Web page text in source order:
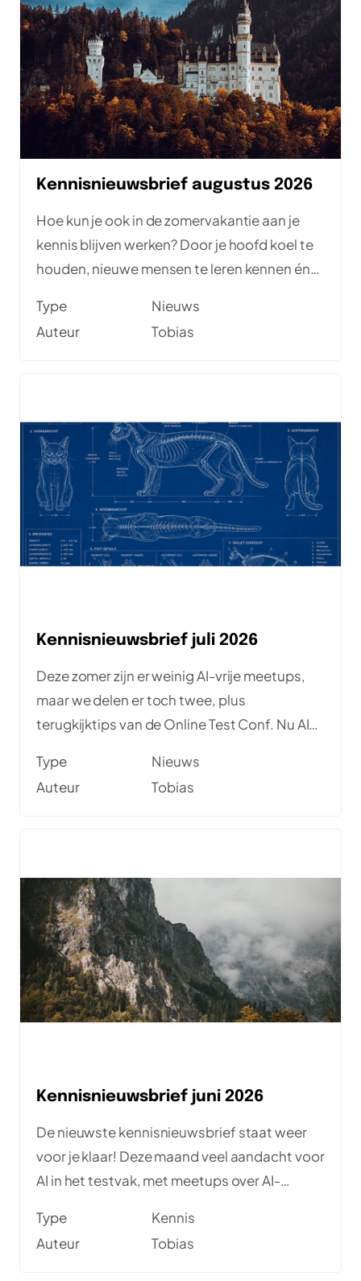
Kennisnieuwsbrief augustus 2026
Hoe kun je ook in de zomervakantie aan je
kennis blijven werken? Door je hoofd koel te
houden, nieuwe mensen te leren kennen én
nemen. Met meetups en goede artikelen. En
er zijn de komende tijd twee gratis online
Type
Nieuws
Auteur
Tobias
Kennisnieuwsbrief juli 2026
Deze zomer zijn er weinig AI-vrije meetups,
maar we delen er toch twee, plus
terugkijktips van de Online Test Conf. Nu AI-
kwaliteitsborging. Een belangrijke kans voor
testers, daarom diverse artikelen en video's
Type
Nieuws
Auteur
Tobias
Kennisnieuwsbrief juni 2026
De nieuwste kennisnieuwsbrief staat weer
voor je klaar! Deze maand veel aandacht voor
AI in het testvak, met meetups over AI-
engineering. Daarnaast vind je een
interessant artikel voor (aspirant) SDETs en
Type
Kennis
Auteur
Tobias